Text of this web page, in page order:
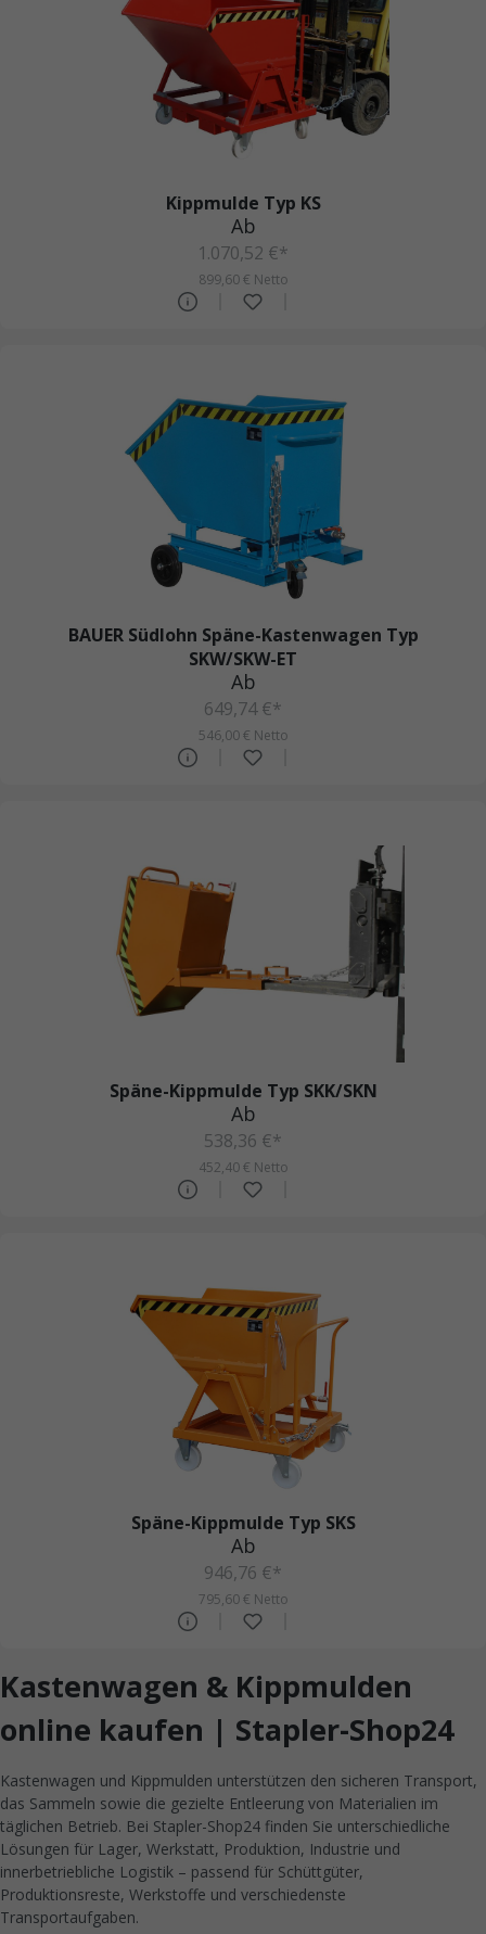
Kippmulde Typ KS
Ab
1.070,52 €*
899,60 € Netto
BAUER Südlohn Späne-Kastenwagen Typ
SKW/SKW-ET
Ab
649,74 €*
546,00 € Netto
Späne-Kippmulde Typ SKK/SKN
Ab
538,36 €*
452,40 € Netto
Späne-Kippmulde Typ SKS
Ab
946,76 €*
795,60 € Netto
Kastenwagen & Kippmulden
online kaufen | Stapler-Shop24
Kastenwagen und Kippmulden unterstützen den sicheren Transport,
das Sammeln sowie die gezielte Entleerung von Materialien im
täglichen Betrieb. Bei Stapler-Shop24 finden Sie unterschiedliche
Lösungen für Lager, Werkstatt, Produktion, Industrie und
innerbetriebliche Logistik – passend für Schüttgüter,
Produktionsreste, Werkstoffe und verschiedenste
Transportaufgaben.